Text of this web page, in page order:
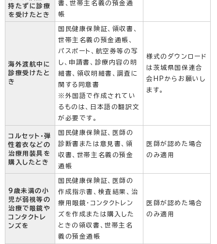
持たずに診療
を受けたとき
書、世帯主名義の預金通
帳
海外渡航中に
診療受けたと
き
国民健康保険証、領収書、
世帯主名義の預金通帳、
パスポート、航空券等の写
し、申請書、診療内容の明
細書、領収明細書、調査に
関する同意書
※外国語で作成されてい
るものは、日本語の翻訳文
が必要です。
様式のダウンロード
は茨城県国保連合
会HPからお願いし
ます。
コルセット・弾
性着衣などの
治療用装具を
購入したとき
国民健康保険証、医師の
診断書または意見書、領
収書、世帯主名義の預金
通帳
医師が認めた場合
のみ適用
9歳未満の小
児が弱視等の
治療で眼鏡や
コンタクトレ
ンズを
国民健康保険証、医師の
作成指示書、検査結果、治
療用眼鏡・コンタクトレン
ズを作成または購入した
ときの領収書、世帯主名
義の預金通帳
医師が認めた場合
のみ適用